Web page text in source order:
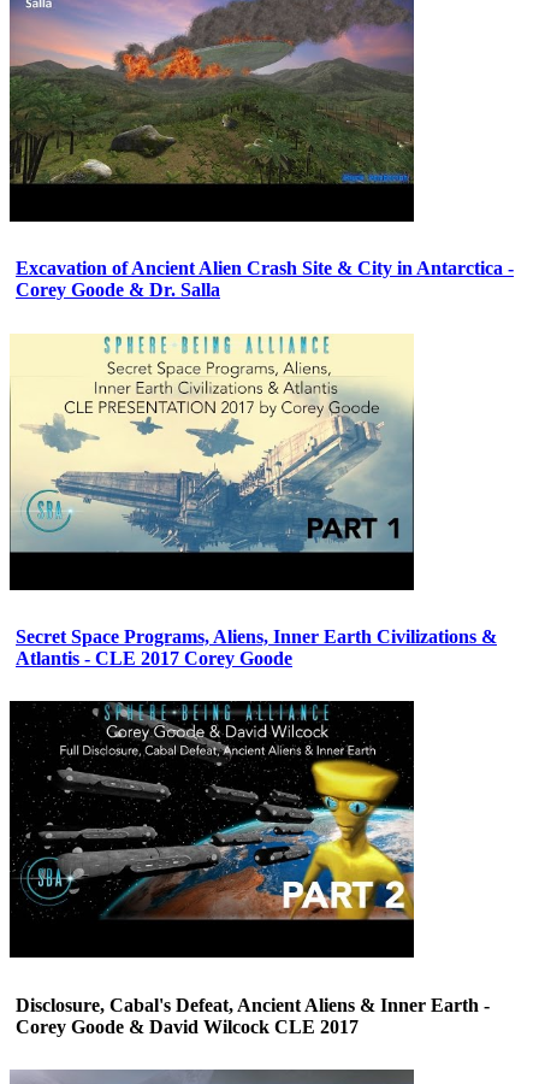
Excavation of Ancient Alien Crash Site & City in Antarctica -
Corey Goode & Dr. Salla
Secret Space Programs, Aliens, Inner Earth Civilizations &
Atlantis - CLE 2017 Corey Goode
Disclosure, Cabal's Defeat, Ancient Aliens & Inner Earth -
Corey Goode & David Wilcock CLE 2017